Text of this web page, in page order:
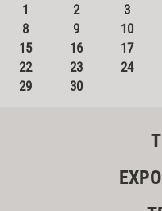
1
2 3
8
9 10
15
16 17
22
23 24
29
30